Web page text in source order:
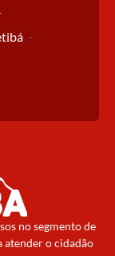
no segmento de
atender o cidadão